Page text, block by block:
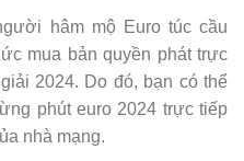
hâm mộ Euro túc cầu
mua bản quyền phát trực
2024. Do đó, bạn có thể
phút euro 2024 trực tiếp
nhà mạng.